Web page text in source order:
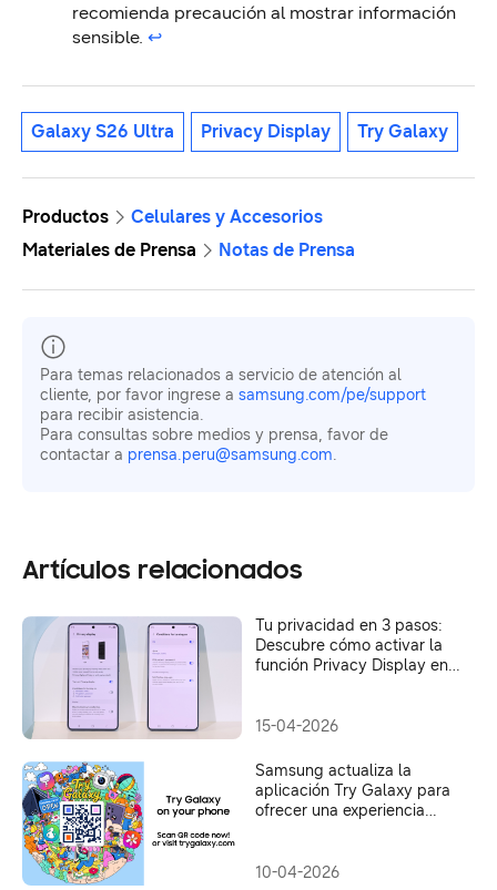
recomienda precaución al mostrar información
sensible. ↩︎
Galaxy S26 Ultra Privacy Display Try Galaxy
Productos
Celulares y Accesorios
Materiales de Prensa
Notas de Prensa
Para temas relacionados a servicio de atención al
cliente, por favor ingrese a samsung.com/pe/support
para recibir asistencia.
Para consultas sobre medios y prensa, favor de
contactar a prensa.peru@samsung.com.
Artículos relacionados
Tu privacidad en 3 pasos:
Descubre cómo activar la
función Privacy Display en
15-04-2026
Samsung actualiza la
aplicación Try Galaxy para
ofrecer una experiencia
mejoradas de Galaxy AI
10-04-2026